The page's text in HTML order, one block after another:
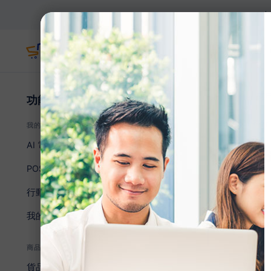
本地客服
主頁
功能介紹
我的商店
AI 電商中心
POS 功能
行動應用程式
我的商店
商品與訂單
貨品管理
Help Center
應用程式 / 整合
平均 5 分鐘讀
企業級